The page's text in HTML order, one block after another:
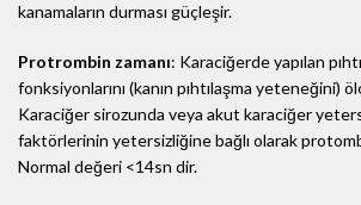
kanamaların durması güçleşir.
Protrombin zamanı: Karaciğerde yapılan
fonksiyonlarını (kanın pıhtılaşma yeteneğini)
Karaciğer sirozunda veya akut karaciğer
faktörlerinin yetersizliğine bağlı olarak
Normal değeri <14sn dir.